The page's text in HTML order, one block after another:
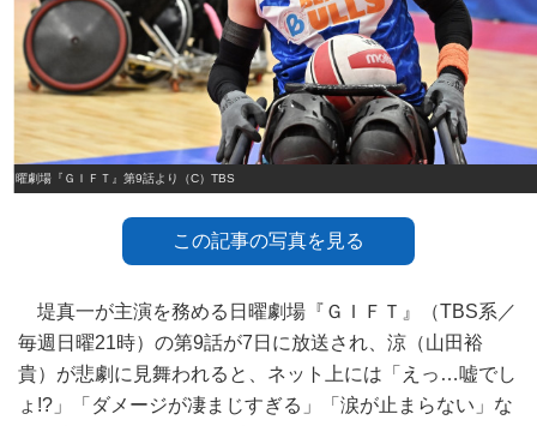
日曜劇場『ＧＩＦＴ』第9話より（C）TBS
この記事の写真を見る
堤真一が主演を務める日曜劇場『ＧＩＦＴ』（TBS系／
毎週日曜21時）の第9話が7日に放送され、涼（山田裕
貴）が悲劇に見舞われると、ネット上には「えっ…嘘でし
ょ!?」「ダメージが凄まじすぎる」「涙が止まらない」な